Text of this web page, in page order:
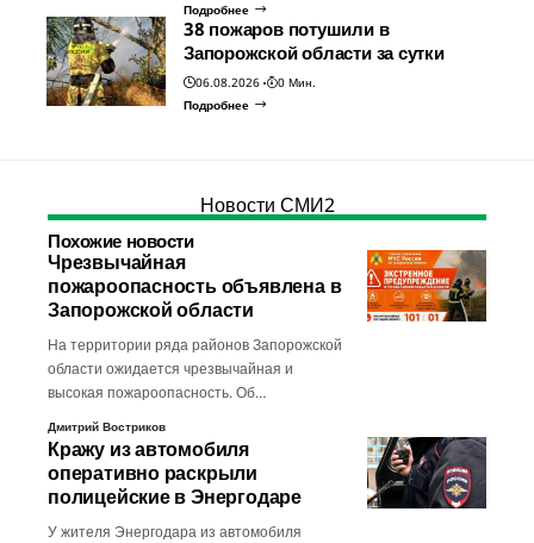
Подробнее
38 пожаров потушили в
Запорожской области за сутки
06.08.2026
0 Мин.
Подробнее
Новости СМИ2
Похожие новости
Чрезвычайная
пожароопасность объявлена в
Запорожской области
На территории ряда районов Запорожской
области ожидается чрезвычайная и
высокая пожароопасность. Об…
Дмитрий Востриков
Кражу из автомобиля
оперативно раскрыли
полицейские в Энергодаре
У жителя Энергодара из автомобиля